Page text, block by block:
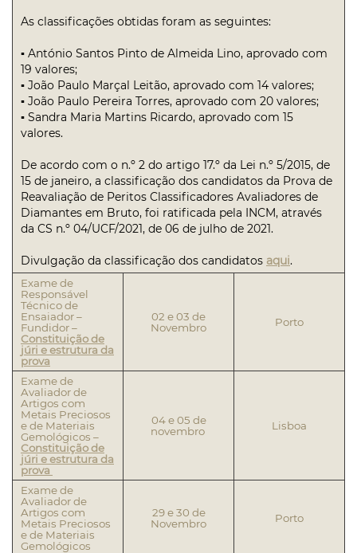
As classificações obtidas foram as seguintes:
▪ António Santos Pinto de Almeida Lino, aprovado com
19 valores;
▪ João Paulo Marçal Leitão, aprovado com 14 valores;
▪ João Paulo Pereira Torres, aprovado com 20 valores;
▪ Sandra Maria Martins Ricardo, aprovado com 15
valores.
De acordo com o n.º 2 do artigo 17.º da Lei n.º 5/2015, de
15 de janeiro, a classificação dos candidatos da Prova de
Reavaliação de Peritos Classificadores Avaliadores de
Diamantes em Bruto, foi ratificada pela INCM, através
da CS n.º 04/UCF/2021, de 06 de julho de 2021.
Divulgação da classificação dos candidatos aqui.
Exame de
Responsável
Técnico de
Ensaiador –
Fundidor –
Constituição de
júri e estrutura da
prova
02 e 03 de
Novembro
Porto
Exame de
Avaliador de
Artigos com
Metais Preciosos
e de Materiais
Gemológicos –
Constituição de
júri e estrutura da
prova
04 e 05 de
novembro
Lisboa
Exame de
Avaliador de
Artigos com
Metais Preciosos
e de Materiais
Gemológicos
29 e 30 de
Novembro
Porto